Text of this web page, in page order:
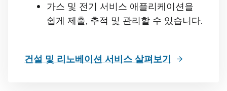
가스 및 전기 서비스 애플리케이션을
쉽게 제출, 추적 및 관리할 수 있습니다.
건설 및 리노베이션 서비스 살펴보기